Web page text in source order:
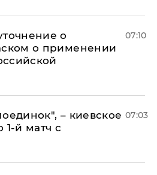
о
о применении
07:10
– киевское
й матч с
07:03